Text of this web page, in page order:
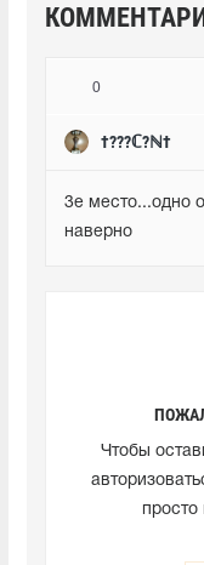
0
†???ℂ?ℕ†
3е место...одно
наверно
Чтобы
просто